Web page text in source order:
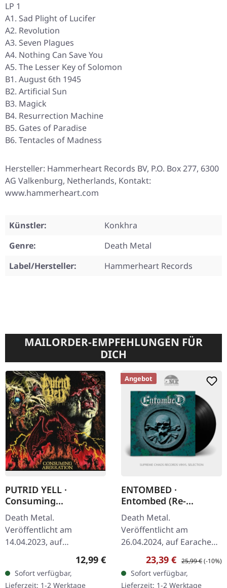
LP 1
A1. Sad Plight of Lucifer
A2. Revolution
A3. Seven Plagues
A4. Nothing Can Save You
A5. The Lesser Key of Solomon
B1. August 6th 1945
B2. Artificial Sun
B3. Magick
B4. Resurrection Machine
B5. Gates of Paradise
B6. Tentacles of Madness
Hersteller: Hammerheart Records BV, P.O. Box 277, 6300
AG Valkenburg, Netherlands, Kontakt:
www.hammerheart.com
Künstler:
Konkhra
Genre:
Death Metal
Label/Hersteller:
Hammerheart Records
MAILORDER-EMPFEHLUNGEN FÜR
DICH
PUTRID YELL ·
Consuming
Aberration | CD
Death Metal.
Veröffentlicht am
14.04.2023, auf
Jewelcase. Putrid Yell
liefern mit "Consuming
Regulärer Preis:
12,99 €
Sofort verfügbar,
Lieferzeit: 1-2 Werktage
Angebot
ENTOMBED ·
Entombed (Re-
Release) | BLACK LP
Death Metal.
Veröffentlicht am
26.04.2024, auf Earache
Records. Schwarzes Vinyl.
Aus der schwedischen
Death-Metal-Szene
Verkaufspreis:
23,39 € Regulärer Preis:
25,99 €(-10%)
Sofort verfügbar,
Lieferzeit: 1-2 Werktage